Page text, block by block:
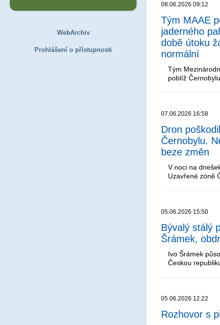
08.06.2026 09:12
Tým MAAE
jaderného
době útoku
normální
Tým
poblíž
07.06.2026 16:58
Dron
Černobylu.
beze změn
V noci na
Uzavřené zóně
05.06.2026 15:50
Bývalý stálý
Šrámek,
Ivo Šrámek
Českou
05.06.2026 12:22
Rozhovor s
WebArchiv
Prohlášení o přístupnosti